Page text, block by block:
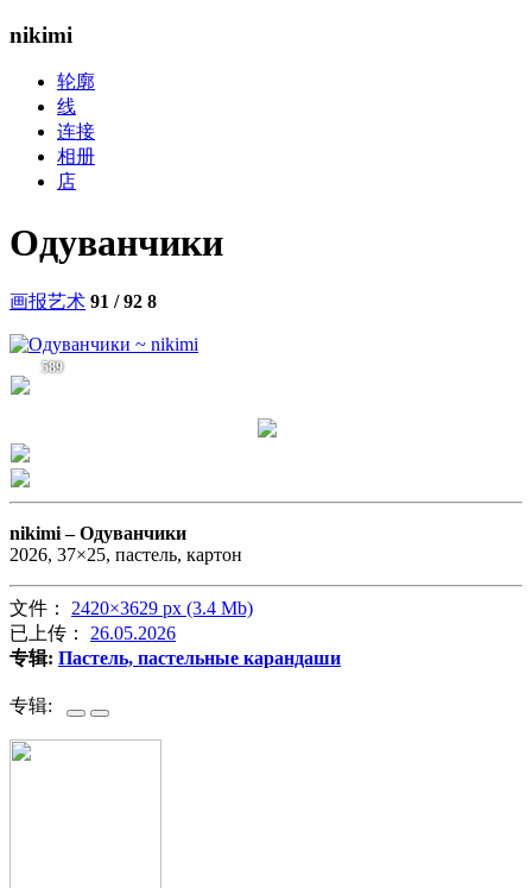
nikimi
轮廓
线
连接
相册
店
Одуванчики
画报艺术 91 / 92 8
589
nikimi –Одуванчики
2026, 37×25, пастель, картон
文件： 2420×3629 px (3.4 Mb)
已上传： 26.05.2026
专辑: Пастель, пастельные карандаши
专辑: